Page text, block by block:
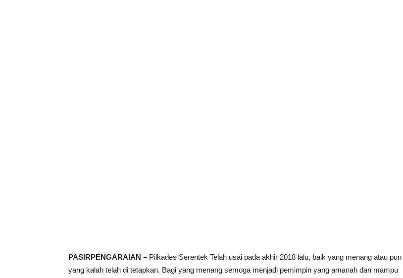
PASIRPENGARAIAN – Pilkades Serentek Telah usai pada akhir 2018 lalu, baik yang menang atau pun
yang kalah telah di tetapkan. Bagi yang menang semoga menjadi pemimpin yang amanah dan mampu